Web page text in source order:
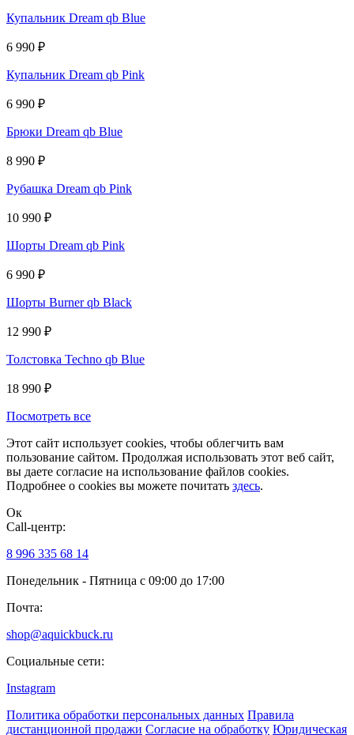
Купальник Dream qb Blue
6 990 ₽
Купальник Dream qb Pink
6 990 ₽
Брюки Dream qb Blue
8 990 ₽
Рубашка Dream qb Pink
10 990 ₽
Шорты Dream qb Pink
6 990 ₽
Шорты Burner qb Black
12 990 ₽
Толстовка Techno qb Blue
18 990 ₽
Посмотреть все
Этот сайт использует cookies, чтобы облегчить вам
пользование сайтом. Продолжая использовать этот веб сайт,
вы даете согласие на использование файлов cookies.
Подробнее о cookies вы можете почитать здесь.
Ок
Сall-центр:
8 996 335 68 14
Понедельник - Пятница с 09:00 до 17:00
Почта:
shop@aquickbuck.ru
Социальные сети:
Instagram
Политика обработки персональных данных Правила
дистанционной продажи Согласие на обработку Юридическая